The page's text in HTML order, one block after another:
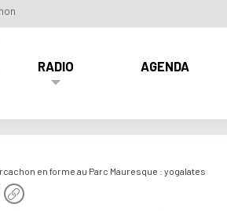
RADIO AGENDA
en forme au Parc Mauresque : yogalates